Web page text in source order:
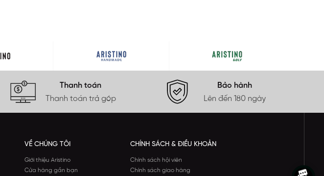
Thanh toán
Thanh toán trả góp
Bảo hành
Lên đến 180 ngày
VỀ CHÚNG TÔI
Giới thiệu Aristino
Cửa hàng gần bạn
CHÍNH SÁCH & ĐIỀU KHOẢN
Chính sách hội viên
Chính sách giao hàng